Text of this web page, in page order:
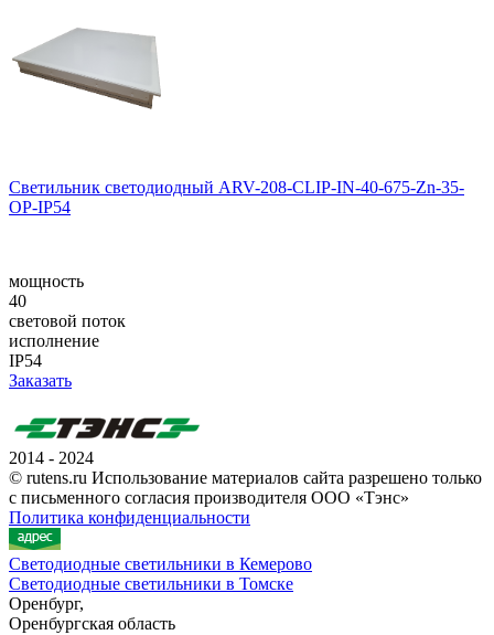
Светильник светодиодный ARV-208-CLIP-IN-40-675-Zn-35-
OP-IP54
мощность
40
световой поток
исполнение
IP54
Заказать
2014 - 2024
© rutens.ru Использование материалов сайта разрешено только
с письменного согласия производителя ООО «Тэнс»
Политика конфиденциальности
Светодиодные светильники в Кемерово
Светодиодные светильники в Томске
Оренбург,
Оренбургская область